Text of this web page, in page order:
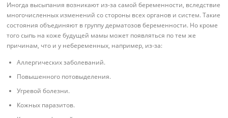
Иногда высыпания возникают из-за самой беременности, вследствие
многочисленных изменений со стороны всех органов и систем. Такие
состояния объединяют в группу дерматозов беременности. Но кроме
того сыпь на коже будущей мамы может появляться по тем же
причинам, что и у небеременных, например, из-за:
Аллергических заболеваний.
Повышенного потовыделения.
Угревой болезни.
Кожных паразитов.